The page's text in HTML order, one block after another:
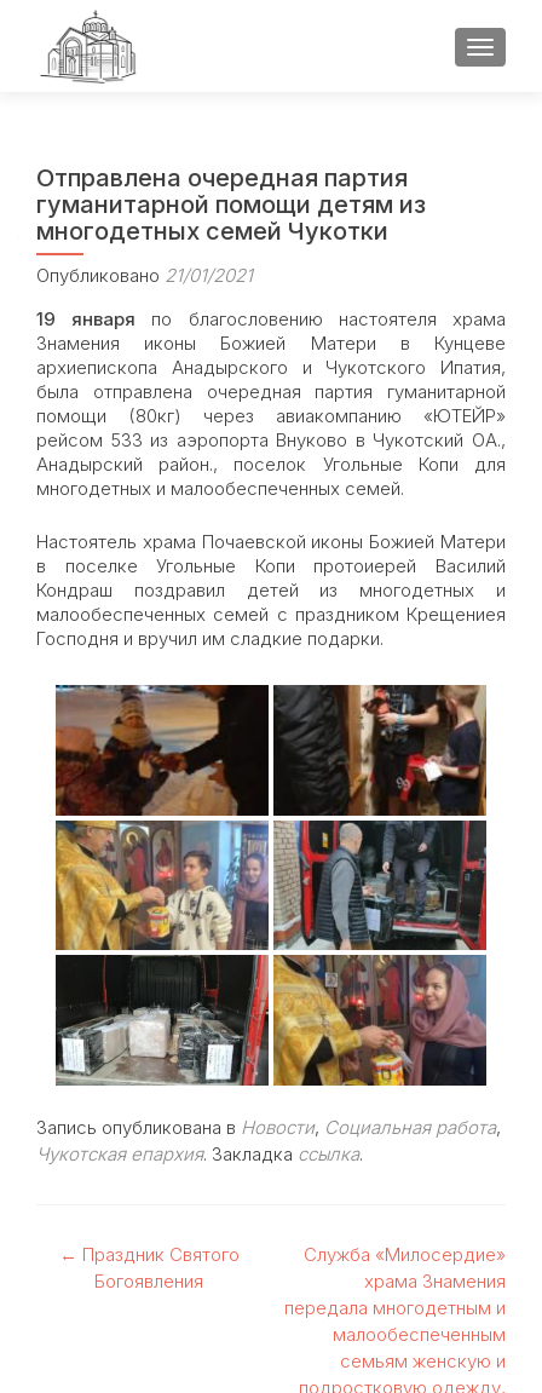
Отправлена очередная партия
гуманитарной помощи детям из
многодетных семей Чукотки
Опубликовано 21/01/2021
19 января по благословению настоятеля храма
Знамения иконы Божией Матери в Кунцеве
архиепископа Анадырского и Чукотского Ипатия,
была отправлена очередная партия гуманитарной
помощи (80кг) через авиакомпанию «ЮТЕЙР»
рейсом 533 из аэропорта Внуково в Чукотский ОА.,
Анадырский район., поселок Угольные Копи для
многодетных и малообеспеченных семей.
Настоятель храма Почаевской иконы Божией Матери
в поселке Угольные Копи протоиерей Василий
Кондраш поздравил детей из многодетных и
малообеспеченных семей с праздником Крещениея
Господня и вручил им сладкие подарки.
Запись опубликована в Новости, Социальная работа,
Чукотская епархия. Закладка ссылка.
Навигация
← Праздник Святого
Богоявления
Служба «Милосердие»
храма Знамения
передала многодетным и
малообеспеченным
семьям женскую и
подростковую одежду,